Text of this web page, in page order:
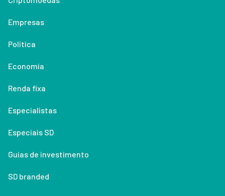
Empresas
Política
Economia
Renda fixa
Especialistas
Especiais SD
Guias de investimento
SD branded